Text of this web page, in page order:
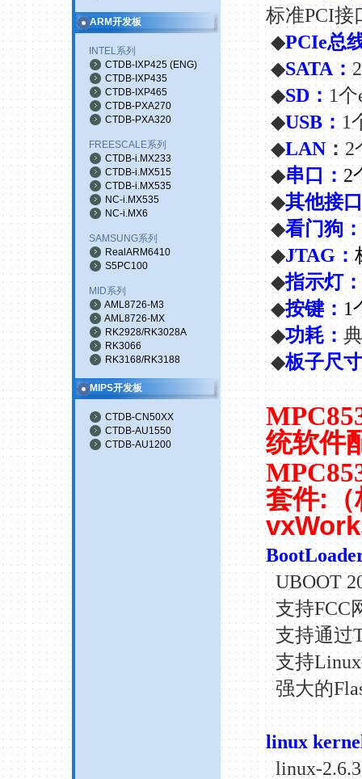
ARM开发板
INTEL系列
CTDB-IXP425(ENG)
CTDB-IXP435
CTDB-IXP465
CTDB-PXA270
CTDB-PXA320
FREESCALE系列
CTDB-i.MX233
CTDB-i.MX515
CTDB-i.MX535
NC-i.MX535
NC-i.MX6
SAMSUNG系列
RealARM6410
S5PC100
MID系列
AML8726-M3
AML8726-MX
RK2928/RK3028A
RK3066
RK3168/RK3188
MIPS开发板
CTDB-CN50XX
CTDB-AU1550
CTDB-AU1200
标准PCI接
◆PCIe总
◆SATA ： 2
◆SD： 1个
◆USB： 1
◆LAN： 2
◆串口： 2
◆其他接
◆看门狗：
◆JTAG：
◆指示灯：
◆按键： 1
◆功耗：
◆板子尺寸
统软件
套件:
UBOOT
支持FCC
支持通过
支持Linux
强大的
linux
linux-